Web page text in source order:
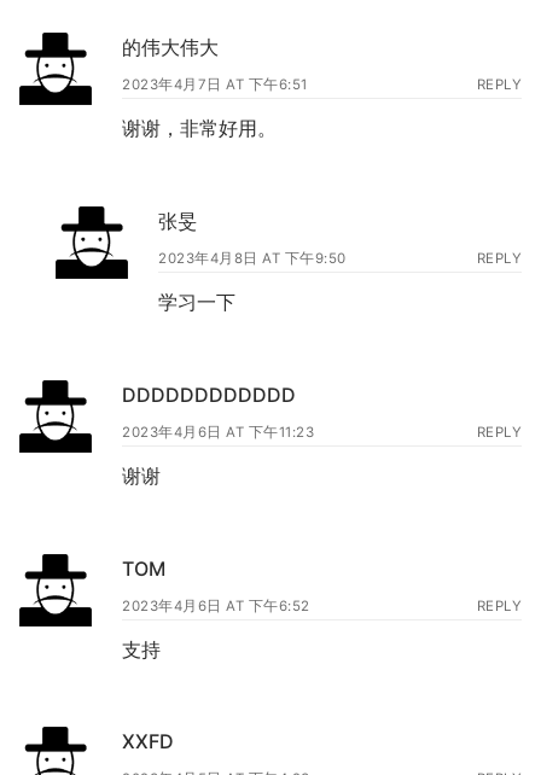
的伟大伟大
2023年4月7日 AT 下午6:51 REPLY
谢谢，非常好用。
张旻
2023年4月8日 AT 下午9:50 REPLY
学习一下
DDDDDDDDDDDD
2023年4月6日 AT 下午11:23 REPLY
谢谢
TOM
2023年4月6日 AT 下午6:52 REPLY
支持
XXFD